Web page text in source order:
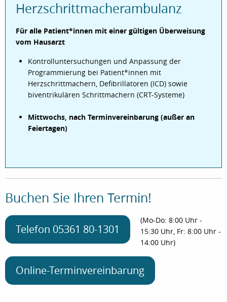
Herzschrittmacherambulanz
Für alle Patient*innen mit einer gültigen Überweisung
vom Hausarzt
Kontrolluntersuchungen und Anpassung der
Programmierung bei Patient*innen mit
Herzschrittmachern, Defibrillatoren (ICD) sowie
biventrikulären Schrittmachern (CRT-Systeme)
Mittwochs, nach Terminvereinbarung (außer an
Feiertagen)
Buchen Sie Ihren Termin!
Telefon 05361 80-1301
(Mo-Do: 8:00 Uhr -
15:30 Uhr, Fr: 8:00 Uhr -
14:00 Uhr)
Online-Terminvereinbarung